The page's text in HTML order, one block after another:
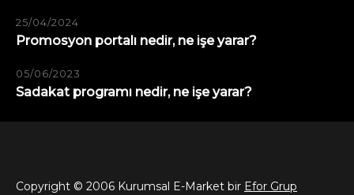
25/04/2024
Promosyon portalı nedir, ne işe yarar?
05/06/2023
Sadakat programı nedir, ne işe yarar?
Copyright © 2006 Kurumsal E-Market bir Efor Grup